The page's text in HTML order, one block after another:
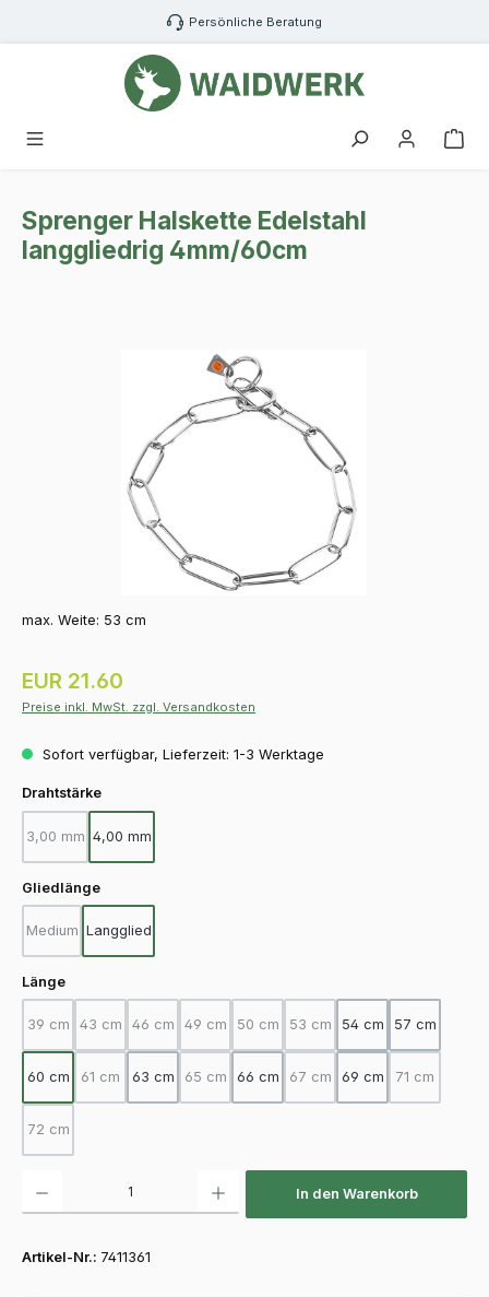
Zum Hauptinhalt springen Persönliche Beratung
Sprenger Halskette Edelstahl
langgliedrig 4mm/60cm
max. Weite: 53 cm
Regulärer Preis:
EUR 21.60
Preise inkl. MwSt. zzgl. Versandkosten
Sofort verfügbar, Lieferzeit: 1-3 Werktage
Drahtstärkeauswählen
3,00 mm
(Diese Option ist zurzeit nicht verfügbar.)
4,00 mm
Gliedlängeauswählen
Medium
(Diese Option ist zurzeit nicht verfügbar.)
Langglied
Längeauswählen
39 cm
(Diese Option ist zurzeit nicht verfügbar.)
43 cm
(Diese Option ist zurzeit nicht verfügbar.)
46 cm
(Diese Option ist zurzeit nicht verfügbar.)
49 cm
(Diese Option ist zurzeit nicht verfügbar.)
50 cm
(Diese Option ist zurzeit nicht
53 cm
(Diese Option ist zurzeit
54 cm 57 cm
60 cm 61 cm
(Diese Option ist zurzeit nicht verfügbar.)
63 cm 65 cm
(Diese Option ist zurzeit nicht verfügbar.)
66 cm 67 cm
(Diese Option ist zurzeit
69 cm 71 cm
(Diese
72 cm
(Diese Option ist zurzeit nicht verfügbar.)
In den Warenkorb
Artikel-Nr.: 7411361